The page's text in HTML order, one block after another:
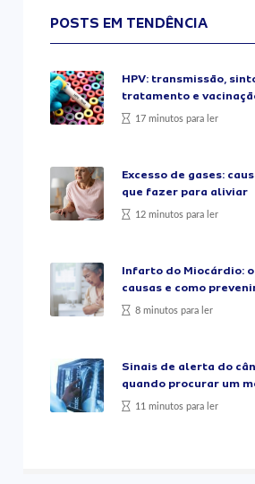
POSTS EM TENDÊNCIA
HPV: transmissão,
tratamento e
17 minutos para ler
Excesso de gases:
que fazer para aliviar
12 minutos para ler
Infarto do Miocárdio:
causas e como
8 minutos para ler
Sinais de alerta do
quando procurar um
11 minutos para ler